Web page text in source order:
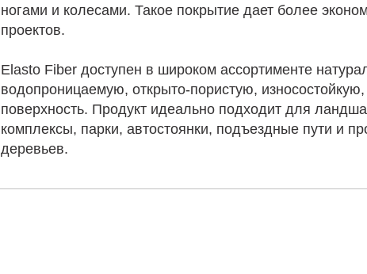
ногами и колесами. Такое покрытие дает более
проектов.
Elasto Fiber доступен в широком ассортименте
водопроницаемую, открыто-пористую,
поверхность. Продукт идеально подходит для
комплексы, парки, автостоянки, подъездные пути и
деревьев.